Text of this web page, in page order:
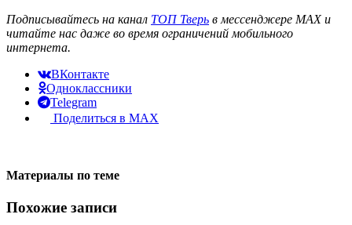
Подписывайтесь на канал ТОП Тверь в мессенджере MAX и
читайте нас даже во время ограничений мобильного
интернета.
ВКонтакте
Одноклассники
Telegram
Поделиться в MAX
Материалы по теме
Похожие записи